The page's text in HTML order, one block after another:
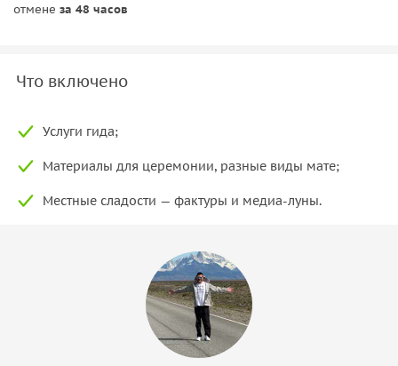
отмене за 48 часов
Что включено
Услуги гида;
Материалы для церемонии, разные виды мате;
Местные сладости — фактуры и медиа-луны.